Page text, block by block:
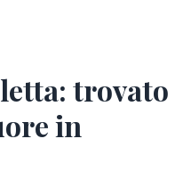
trovato
in